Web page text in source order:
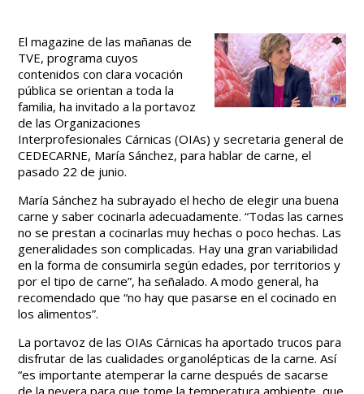
El magazine de las mañanas de
TVE, programa cuyos
contenidos con clara vocación
pública se orientan a toda la
familia, ha invitado a la portavoz
de las Organizaciones
Interprofesionales Cárnicas (OIAs) y secretaria general de
CEDECARNE, María Sánchez, para hablar de carne, el
pasado 22 de junio.
María Sánchez ha subrayado el hecho de elegir una buena
carne y saber cocinarla adecuadamente. “Todas las carnes
no se prestan a cocinarlas muy hechas o poco hechas. Las
generalidades son complicadas. Hay una gran variabilidad
en la forma de consumirla según edades, por territorios y
por el tipo de carne”, ha señalado. A modo general, ha
recomendado que “no hay que pasarse en el cocinado en
los alimentos”.
La portavoz de las OIAs Cárnicas ha aportado trucos para
disfrutar de las cualidades organolépticas de la carne. Así
“es importante atemperar la carne después de sacarse